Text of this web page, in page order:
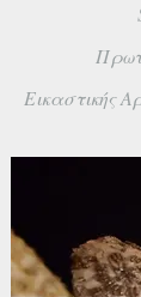
Εικαστικής